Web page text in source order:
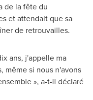
de la fête du
et attendait que sa
de retrouvailles.
ans, j'appelle ma
même si nous n'avons
», a-t-il déclaré